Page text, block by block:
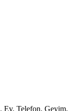
Ev, Telefon, Geyim,